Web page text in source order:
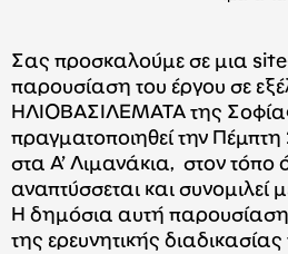
Σας προσκαλούμε σε μια
παρουσίαση του έργου σε
ΗΛΙΟΒΑΣΙΛΕΜΑΤΑ της
πραγματοποιηθεί την Πέμπτη
στα Α’ Λιμανάκια, στον τόπο
αναπτύσσεται και συνομιλεί
Η δημόσια αυτή παρουσίαση
της ερευνητικής